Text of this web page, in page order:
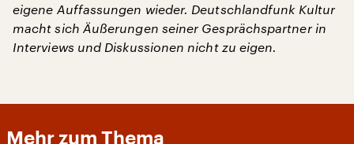
eigene Auffassungen wieder. Deutschlandfunk Kultur
macht sich Äußerungen seiner Gesprächspartner in
Interviews und Diskussionen nicht zu eigen.
Mehr zum Thema